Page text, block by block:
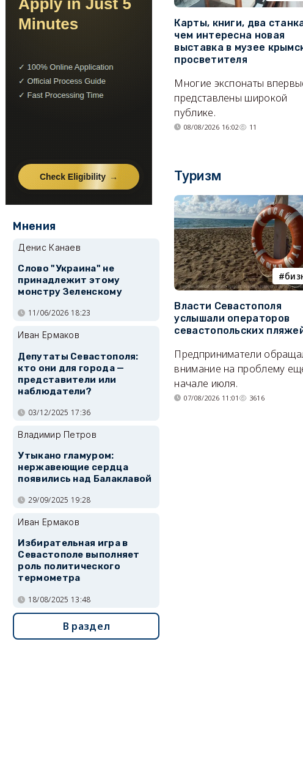
Карты, книги, два
чем интересна новая
выставка в музее
просветителя
Многие экспонаты
представлены широкой
публике.
08/08/2026 16:02 11
Туризм
Власти Севастополя
услышали операторов
севастопольских
Предприниматели
внимание на проблему
начале июля.
07/08/2026 11:01 3616
Мнения
Денис Канаев
Слово "Украина" не
принадлежит этому
монстру Зеленскому
11/06/2026 18:23
Иван Ермаков
Депутаты Севастополя:
кто они для города —
представители или
наблюдатели?
03/12/2025 17:36
Владимир Петров
Утыкано гламуром:
нержавеющие сердца
появились над Балаклавой
29/09/2025 19:28
Иван Ермаков
Избирательная игра в
Севастополе выполняет
роль политического
термометра
18/08/2025 13:48
В раздел